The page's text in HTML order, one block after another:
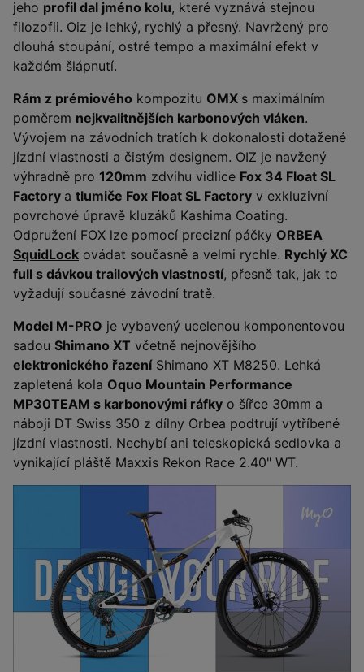
jeho profil dal jméno kolu, které vyznává stejnou
filozofii. Oiz je lehký, rychlý a přesný. Navržený pro
dlouhá stoupání, ostré tempo a maximální efekt v
každém šlápnutí.
Rám z prémiového kompozitu OMX s maximálním
poměrem nejkvalitnějších karbonových vláken.
Vývojem na závodních tratích k dokonalosti dotažené
jízdní vlastnosti a čistým designem. OIZ je navžený
výhradně pro 120mm zdvihu vidlice Fox 34 Float SL
Factory a tlumiče Fox Float SL Factory v exkluzivní
povrchové úpravě kluzáků Kashima Coating.
Odpružení FOX lze pomocí precizní páčky ORBEA
SquidLock ovádat současně a velmi rychle. Rychlý XC
full s dávkou trailových vlastností, přesně tak, jak to
vyžadují současné závodní tratě.
Model M-PRO je vybavený ucelenou komponentovou
sadou Shimano XT včetně nejnovějšího
elektronického řazeníShimano XT M8250. Lehká
zapletená kola Oquo Mountain Performance
MP30TEAM s karbonovými ráfky o šířce 30mm a
náboji DT Swiss 350 z dílny Orbea podtrují vytříbené
jízdní vlastnosti. Nechybí ani teleskopická sedlovka a
vynikající pláště Maxxis Rekon Race 2.40" WT.